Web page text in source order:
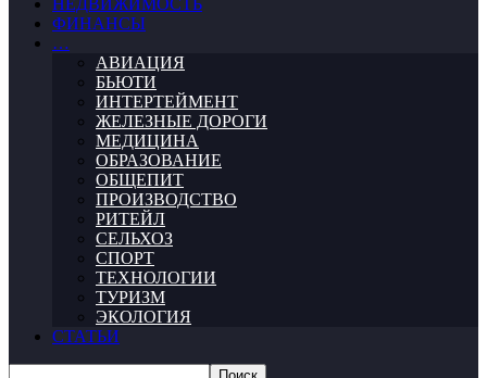
НЕДВИЖИМОСТЬ
ФИНАНСЫ
…
АВИАЦИЯ
БЬЮТИ
ИНТЕРТЕЙМЕНТ
ЖЕЛЕЗНЫЕ ДОРОГИ
МЕДИЦИНА
ОБРАЗОВАНИЕ
ОБЩЕПИТ
ПРОИЗВОДСТВО
РИТЕЙЛ
СЕЛЬХОЗ
СПОРТ
ТЕХНОЛОГИИ
ТУРИЗМ
ЭКОЛОГИЯ
СТАТЬИ